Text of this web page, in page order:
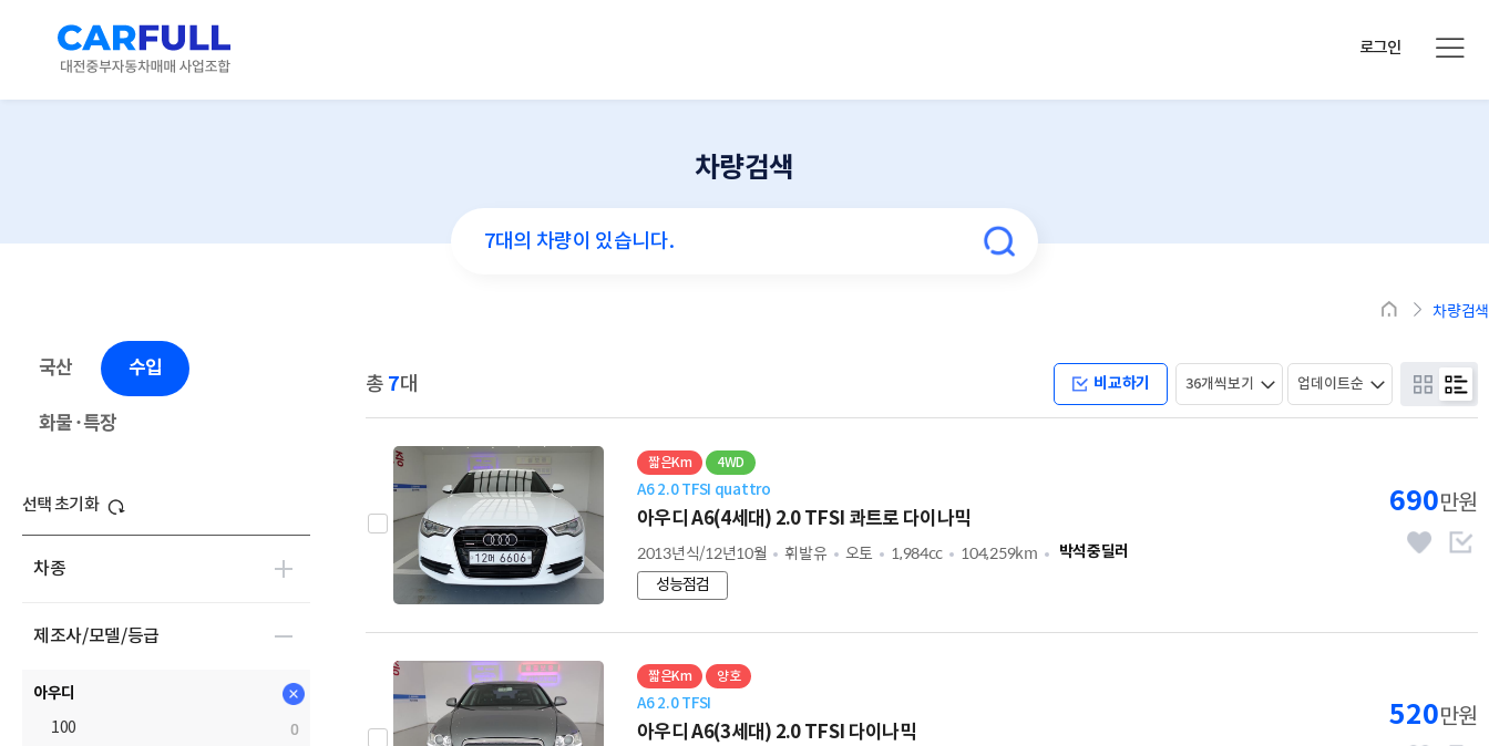
로그인
차량검색
차량검색
국산 수입
화물·특장
선택 초기화
차종
제조사/모델/등급
아우디
100
0
총 7대 비교하기
짧은Km 4WD
A6 2.0 TFSI quattro
아우디 A6(4세대) 2.0 TFSI 콰트로 다이나믹
2013년식/12년10월 휘발유 오토 1,984cc 104,259km
박석중딜러
성능점검
690만원
짧은Km 양호
A6 2.0 TFSI
아우디 A6(3세대) 2.0 TFSI 다이나믹
520만원